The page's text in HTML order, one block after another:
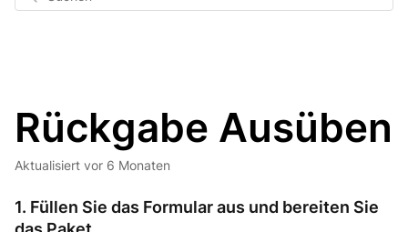
Rückgabe Ausüben
Aktualisiert vor 6 Monaten
1. Füllen Sie das Formular aus und bereiten Sie